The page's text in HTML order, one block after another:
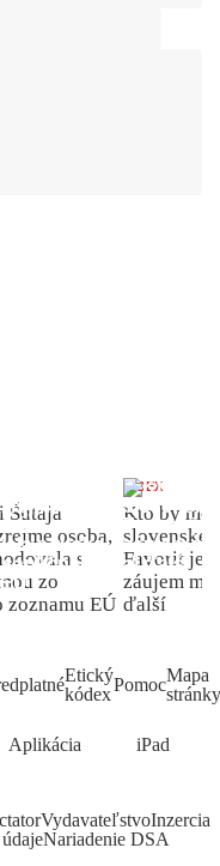
Šutaja
osoba,
s
zo
zoznamu EÚ
INDEX
Kto by
slovenské
Favorit je
záujem
ďalší
Etický
kódexPomocMapa
stránky
Aplikácia iPad
VydavateľstvoInzercia
Nariadenie DSA